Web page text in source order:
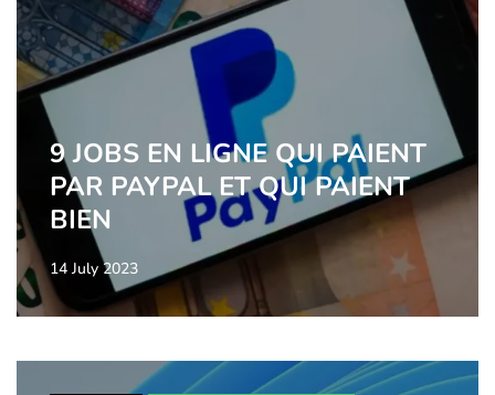
9 JOBS EN LIGNE QUI PAIENT
PAR PAYPAL ET QUI PAIENT
BIEN
14 July 2023